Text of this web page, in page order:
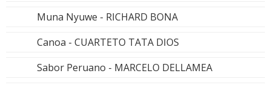
Muna Nyuwe - RICHARD BONA
Canoa - CUARTETO TATA DIOS
Sabor Peruano - MARCELO DELLAMEA